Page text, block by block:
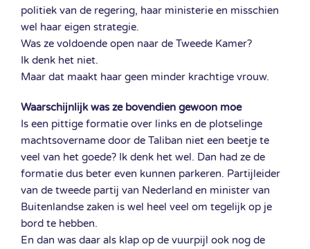
politiek van de regering, haar ministerie en misschien
wel haar eigen strategie.
Was ze voldoende open naar de Tweede Kamer?
Ik denk het niet.
Maar dat maakt haar geen minder krachtige vrouw.
Waarschijnlijk was ze bovendien gewoon moe
Is een pittige formatie over links en de plotselinge
machtsovername door de Taliban niet een beetje te
veel van het goede? Ik denk het wel. Dan had ze de
formatie dus beter even kunnen parkeren. Partijleider
van de tweede partij van Nederland en minister van
Buitenlandse zaken is wel heel veel om tegelijk op je
bord te hebben.
En dan was daar als klap op de vuurpijl ook nog de